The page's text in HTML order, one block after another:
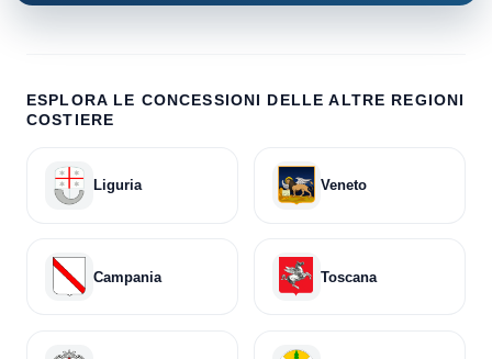
ESPLORA LE CONCESSIONI DELLE ALTRE REGIONI
COSTIERE
Liguria Veneto
Campania Toscana